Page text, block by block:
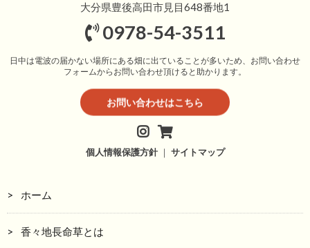
大分県豊後高田市見目648番地1
0978-54-3511
日中は電波の届かない場所にある畑に出ていることが多いため、お問い合わせ
フォームからお問い合わせ頂けると助かります。
お問い合わせはこちら
個人情報保護方針｜ サイトマップ
ホーム
香々地長命草とは